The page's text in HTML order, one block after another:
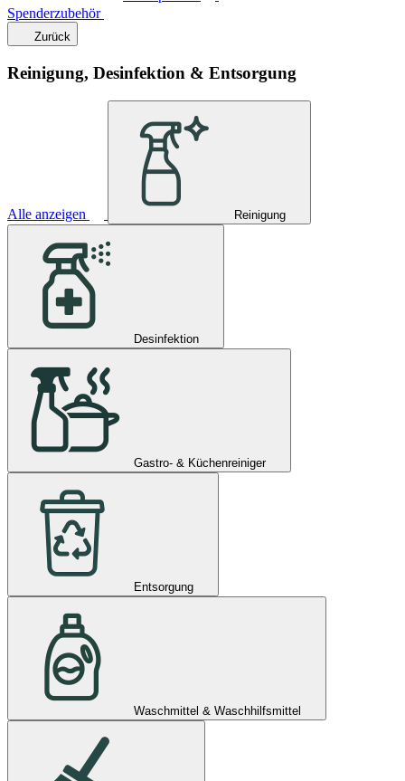
Spenderzubehör
Zurück
Reinigung, Desinfektion & Entsorgung
Alle anzeigen Reinigung
Desinfektion
Gastro- & Küchenreiniger
Entsorgung
Waschmittel & Waschhilfsmittel